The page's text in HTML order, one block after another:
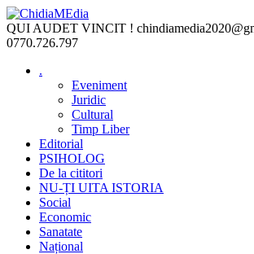
Skip
to
content
QUI AUDET VINCIT !
0770.726.797
.
Eveniment
Juridic
Cultural
Timp Liber
Editorial
PSIHOLOG
De la cititori
NU-ȚI UITA ISTORIA
Social
Economic
Sanatate
Național